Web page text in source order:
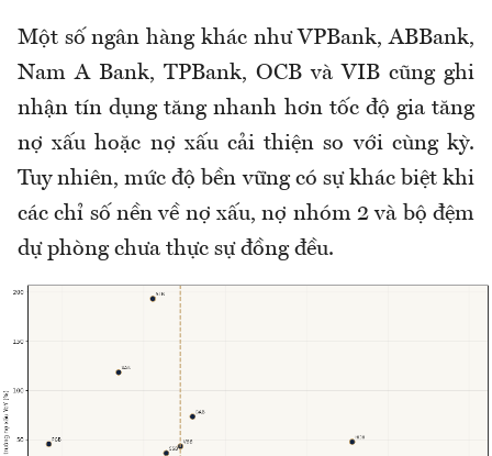
Một số ngân hàng khác như VPBank, ABBank,
Nam A Bank, TPBank, OCB và VIB cũng ghi
nhận tín dụng tăng nhanh hơn tốc độ gia tăng
nợ xấu hoặc nợ xấu cải thiện so với cùng kỳ.
Tuy nhiên, mức độ bền vững có sự khác biệt khi
các chỉ số nền về nợ xấu, nợ nhóm 2 và bộ đệm
dự phòng chưa thực sự đồng đều.